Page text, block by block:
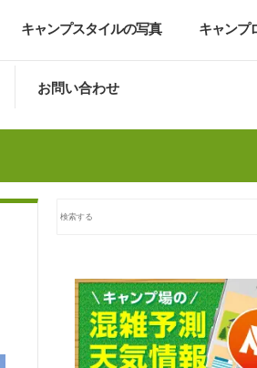
キャンプスタイルの写真 キャンプ
お問い合わせ